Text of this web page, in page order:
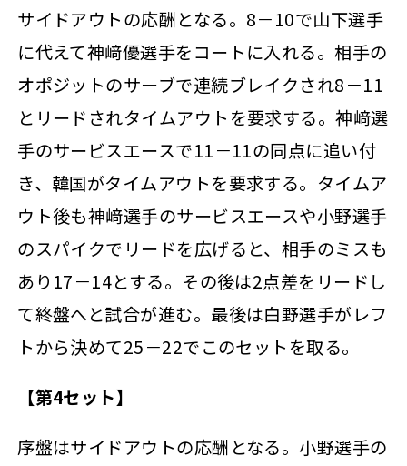
サイドアウトの応酬となる。8－10で山下選手
に代えて神﨑優選手をコートに入れる。相手の
オポジットのサーブで連続ブレイクされ8－11
とリードされタイムアウトを要求する。神﨑選
手のサービスエースで11－11の同点に追い付
き、韓国がタイムアウトを要求する。タイムア
ウト後も神﨑選手のサービスエースや小野選手
のスパイクでリードを広げると、相手のミスも
あり17－14とする。その後は2点差をリードし
て終盤へと試合が進む。最後は白野選手がレフ
トから決めて25－22でこのセットを取る。
【第4セット】
序盤はサイドアウトの応酬となる。小野選手の